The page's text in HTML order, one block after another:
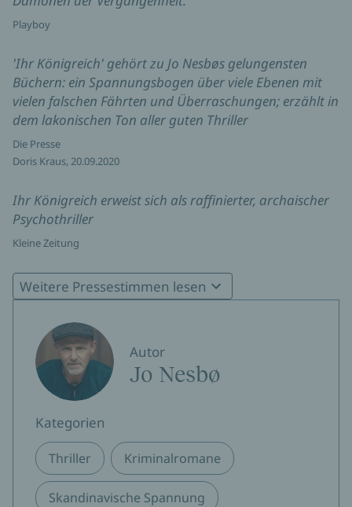
Playboy
'Ihr Königreich' gehört zu Jo Nesbøs gelungensten
Büchern: ein Spannungsbogen über viele Ebenen mit
vielen falschen Fährten und Überraschungen; erzählt in
dem lakonischen Ton aller guten Thriller
Die Presse
Doris Kraus, 20.09.2020
Ihr Königreich erweist sich als raffinierter, archaischer
Psychothriller
Kleine Zeitung
Steigert sich langsam und entwickelt einen
unwiderstehlichen Sog
Freundin
Es gibt keinen vernünftigen Grund, warum ein
Kriminalroman 600 Seiten haben muss. Jo Nesbø […] ist
die Ausnahme.
Kurier
Peter Pisa, 12.09.2020
Weitere Pressestimmen lesen
Autor
Jo Nesbø
Kategorien
Thriller Kriminalromane
Skandinavische Spannung